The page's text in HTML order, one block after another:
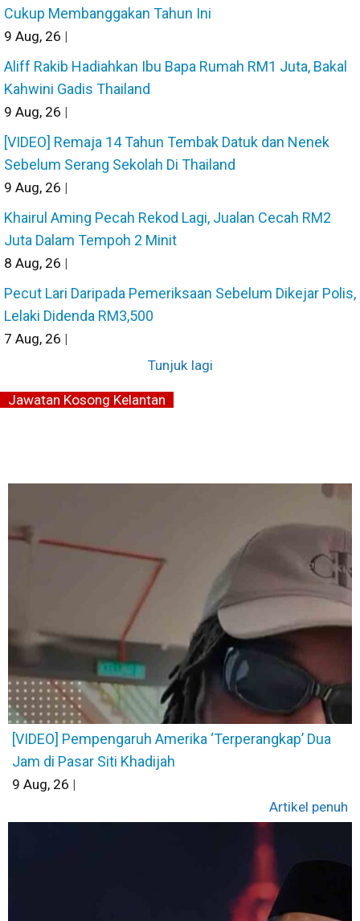
Cukup Membanggakan Tahun Ini
9 Aug, 26 |
Aliff Rakib Hadiahkan Ibu Bapa Rumah RM1 Juta, Bakal
Kahwini Gadis Thailand
9 Aug, 26 |
[VIDEO] Remaja 14 Tahun Tembak Datuk dan Nenek
Sebelum Serang Sekolah Di Thailand
9 Aug, 26 |
Khairul Aming Pecah Rekod Lagi, Jualan Cecah RM2
Juta Dalam Tempoh 2 Minit
8 Aug, 26 |
Pecut Lari Daripada Pemeriksaan Sebelum Dikejar Polis,
Lelaki Didenda RM3,500
7 Aug, 26 |
Tunjuk lagi
Jawatan Kosong Kelantan
[VIDEO] Pempengaruh Amerika ‘Terperangkap’ Dua
Jam di Pasar Siti Khadijah
9 Aug, 26 |
Artikel penuh